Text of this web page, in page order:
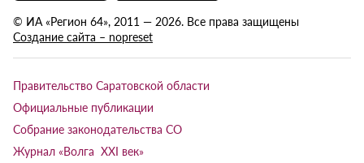
© ИА «Регион 64», 2011 — 2026. Все права защищены
Создание сайта – nopreset
Правительство Саратовской области
Официальные публикации
Собрание законодательства СО
Журнал «Волга XXI век»